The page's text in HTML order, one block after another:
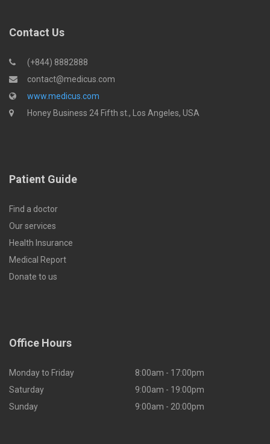
Contact Us
(+844) 8882888
contact@medicus.com
www.medicus.com
Honey Business 24 Fifth st., Los Angeles, USA
Patient Guide
Find a doctor
Our services
Health Insurance
Medical Report
Donate to us
Office Hours
Monday to Friday
8:00am - 17:00pm
Saturday
9:00am - 19:00pm
Sunday
9:00am - 20:00pm